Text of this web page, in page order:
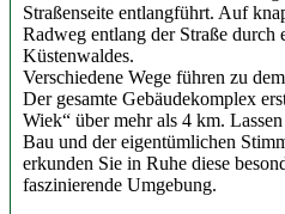
Straßenseite entlangführt. Auf
Radweg entlang der Straße durch
Küstenwaldes.
Verschiedene Wege führen zu
Der gesamte Gebäudekomplex
Wiek“ über mehr als 4 km.
Bau und der eigentümlichen
erkunden Sie in Ruhe diese
faszinierende Umgebung.